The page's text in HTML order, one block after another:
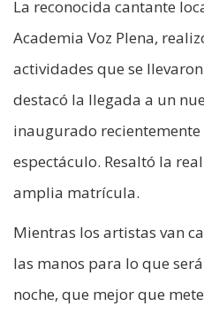
La reconocida cantante
Academia Voz Plena,
actividades que se
destacó la llegada a un
inaugurado
espectáculo. Resaltó la
amplia matrícula.
Mientras los artistas van
las manos para lo que
noche, que mejor que